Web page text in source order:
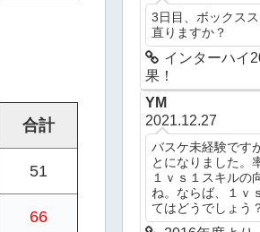
合計
51
66
3日目、ボックス
直りますか？
インターハイ
果！
YM
2021.12.27
バスケ未経験です
とになりました。
１ｖｓ１スキルの
ね。ならば、１ｖ
てはどうでしょう